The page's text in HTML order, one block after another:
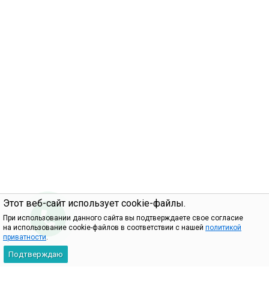
Этот веб-сайт использует cookie-файлы.
При использовании данного сайта вы подтверждаете свое согласие
на использование cookie-файлов в соответствии с нашей политикой
приватности.
Подтверждаю